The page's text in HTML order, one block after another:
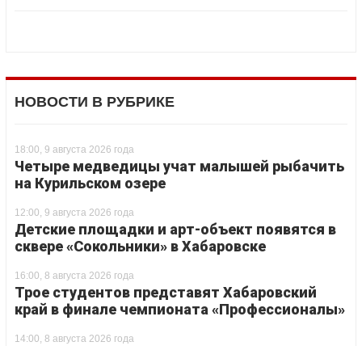
НОВОСТИ В РУБРИКЕ
18:00, 9 августа 2026 года
Четыре медведицы учат малышей рыбачить
на Курильском озере
12:00, 9 августа 2026 года
Детские площадки и арт-объект появятся в
сквере «Сокольники» в Хабаровске
16:00, 8 августа 2026 года
Трое студентов представят Хабаровский
край в финале чемпионата «Профессионалы»
14:00, 8 августа 2026 года